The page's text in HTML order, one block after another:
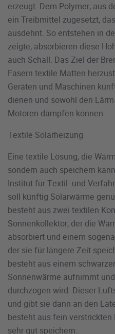
erzeugt. Dem Polymer, aus
ein Treibmittel zugesetzt,
ausdehnt. So entstehen in
zeigte, absorbieren diese
auch Schall. Das Ziel der
Fasern textile Matten
Geräten und Maschinen
dienen und sowohl den
Motoren dämpfen können.
Textile Solarheizung
Eine textile Lösung, die
sondern auch speichern
Institut für Textil- und
soll künftig Solarwärme
besteht aus zwei textilen
Sonnenkollektor, der die
absorbiert und einem
der sie für längere Zeit
besteht aus einem
Sonnenwärme aufnimmt
durchzogen wird. Dieser
und gibt sie dann an den
besteht aus fein
sehr gut speichern.